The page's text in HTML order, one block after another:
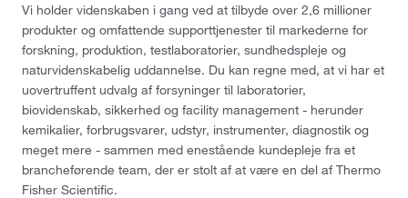
Vi holder videnskaben i gang ved at tilbyde over 2,6 millioner
produkter og omfattende supporttjenester til markederne for
forskning, produktion, testlaboratorier, sundhedspleje og
naturvidenskabelig uddannelse. Du kan regne med, at vi har et
uovertruffent udvalg af forsyninger til laboratorier,
biovidenskab, sikkerhed og facility management - herunder
kemikalier, forbrugsvarer, udstyr, instrumenter, diagnostik og
meget mere - sammen med enestående kundepleje fra et
brancheførende team, der er stolt af at være en del af Thermo
Fisher Scientific.